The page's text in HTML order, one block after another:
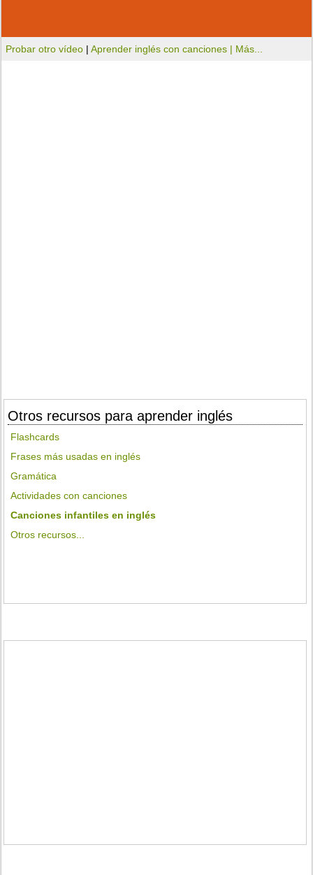
Probar otro vídeo |Aprender inglés con canciones | Más...
Otros recursos para aprender inglés
Flashcards
Frases más usadas en inglés
Gramática
Actividades con canciones
Canciones infantiles en inglés
Otros recursos...